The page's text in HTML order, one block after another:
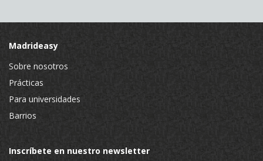
Madrideasy
Sobre nosotros
Prácticas
Para universidades
Barrios
Inscríbete en nuestro newsletter